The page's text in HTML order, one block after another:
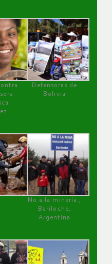
Defensoras de
Bolivia
No a la minería ,
Bariloche,
Argentina